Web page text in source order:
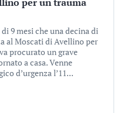
9 mesi che una decina di
al Moscati di Avellino per
procurato un grave
a casa. Venne
d’urgenza l’11...